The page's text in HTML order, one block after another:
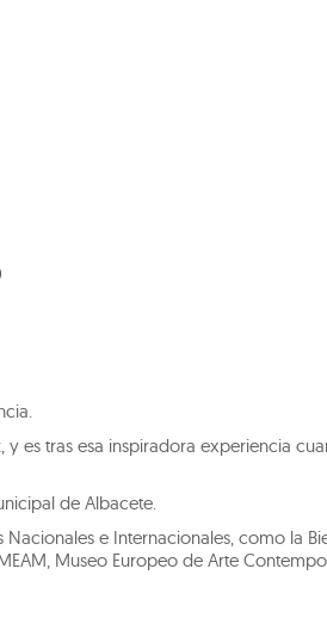
y es tras esa inspiradora experiencia
de Albacete.
e Internacionales, como la
Museo Europeo de Arte